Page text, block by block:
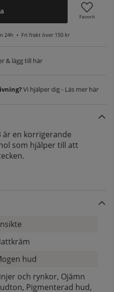
Favorit
24h • Fri frakt över 150 kr
& lägg till här
Vi hjälper dig - Läs mer här
är en korrigerande
som hjälper till att
hud
och rynkor, Ojämn
Pigmenterad hud,